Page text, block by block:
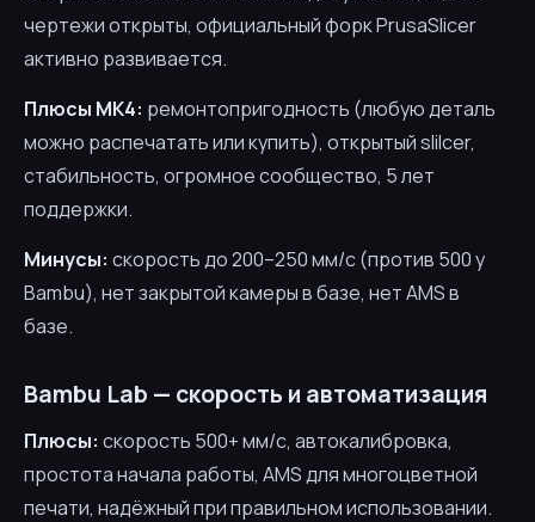
чертежи открыты, официальный форк PrusaSlicer
активно развивается.
Плюсы MK4: ремонтопригодность (любую деталь
можно распечатать или купить), открытый slilcer,
стабильность, огромное сообщество, 5 лет
поддержки.
Минусы: скорость до 200–250 мм/с (против 500 у
Bambu), нет закрытой камеры в базе, нет AMS в
базе.
Bambu Lab — скорость и автоматизация
Плюсы: скорость 500+ мм/с, автокалибровка,
простота начала работы, AMS для многоцветной
печати, надёжный при правильном использовании.